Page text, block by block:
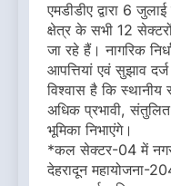
एमडीडीए द्वारा 6
क्षेत्र के सभी 12
जा रहे हैं। नागरिक
आपत्तियां एवं सुझाव
विश्वास है कि स्थानीय
अधिक प्रभावी,
भूमिका निभाएंगे।
*कल सेक्टर-04 में नगर
देहरादून महायोजना-